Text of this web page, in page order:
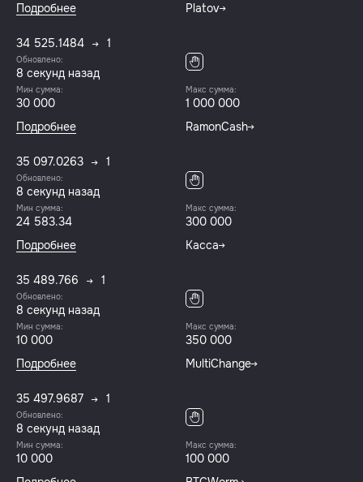
Подробнее
Platov
34 525.1484 1
Обновлено:
8 секунд назад
Мин сумма:
30 000
Макс сумма:
1 000 000
Подробнее
RamonCash
35 097.0263 1
Обновлено:
8 секунд назад
Мин сумма:
24 583.34
Макс сумма:
300 000
Подробнее
Касса
35 489.766 1
Обновлено:
8 секунд назад
Мин сумма:
10 000
Макс сумма:
350 000
Подробнее
MultiChange
35 497.9687 1
Обновлено:
8 секунд назад
Мин сумма:
10 000
Макс сумма:
100 000